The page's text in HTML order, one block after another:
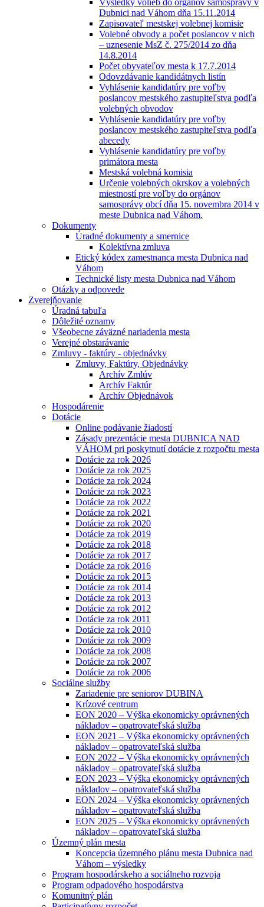
Výsledky volieb do orgánov samosprávy v
Dubnici nad Váhom dňa 15.11.2014
Zapisovateľ mestskej volebnej komisie
Volebné obvody a počet poslancov v nich
– uznesenie MsZ č. 275/2014 zo dňa
14.8.2014
Počet obyvateľov mesta k 17.7.2014
Odovzdávanie kandidátnych listín
Vyhlásenie kandidatúry pre voľby
poslancov mestského zastupiteľstva podľa
volebných obvodov
Vyhlásenie kandidatúry pre voľby
poslancov mestského zastupiteľstva podľa
abecedy
Vyhlásenie kandidatúry pre voľby
primátora mesta
Mestská volebná komisia
Určenie volebných okrskov a volebných
miestností pre voľby do orgánov
samosprávy obcí dňa 15. novembra 2014 v
meste Dubnica nad Váhom.
Dokumenty
Úradné dokumenty a smernice
Kolektívna zmluva
Etický kódex zamestnanca mesta Dubnica nad
Váhom
Technické listy mesta Dubnica nad Váhom
Otázky a odpovede
Zverejňovanie
Úradná tabuľa
Dôležité oznamy
Všeobecne záväzné nariadenia mesta
Verejné obstarávanie
Zmluvy - faktúry - objednávky
Zmluvy, Faktúry, Objednávky
Archív Zmlúv
Archív Faktúr
Archív Objednávok
Hospodárenie
Dotácie
Online podávanie žiadostí
Zásady prezentácie mesta DUBNICA NAD
VÁHOM pri poskytnutí dotácie z rozpočtu mesta
Dotácie za rok 2026
Dotácie za rok 2025
Dotácie za rok 2024
Dotácie za rok 2023
Dotácie za rok 2022
Dotácie za rok 2021
Dotácie za rok 2020
Dotácie za rok 2019
Dotácie za rok 2018
Dotácie za rok 2017
Dotácie za rok 2016
Dotácie za rok 2015
Dotácie za rok 2014
Dotácie za rok 2013
Dotácie za rok 2012
Dotácie za rok 2011
Dotácie za rok 2010
Dotácie za rok 2009
Dotácie za rok 2008
Dotácie za rok 2007
Dotácie za rok 2006
Sociálne služby
Zariadenie pre seniorov DUBINA
Krízové centrum
EON 2020 – Výška ekonomicky oprávnených
nákladov – opatrovateľská služba
EON 2021 – Výška ekonomicky oprávnených
nákladov – opatrovateľská služba
EON 2022 – Výška ekonomicky oprávnených
nákladov – opatrovateľská služba
EON 2023 – Výška ekonomicky oprávnených
nákladov – opatrovateľská služba
EON 2024 – Výška ekonomicky oprávnených
nákladov – opatrovateľská služba
EON 2025 – Výška ekonomicky oprávnených
nákladov – opatrovateľská služba
Územný plán mesta
Koncepcia územného plánu mesta Dubnica nad
Váhom – výsledky
Program hospodárskeho a sociálneho rozvoja
Program odpadového hospodárstva
Komunitný plán